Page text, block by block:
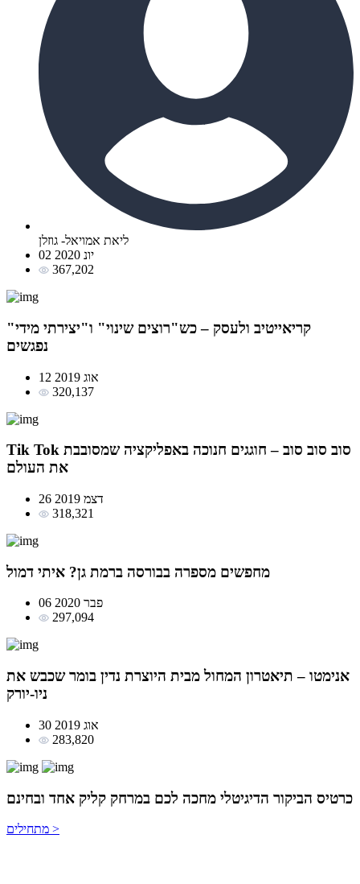
ליאת אמויאל- גוזלן
02 יונ 2020
367,202
קריאייטיב ולעסק – כש"רוצים שינוי" ו"יצירתי מידי"
נפגשים
12 אוג 2019
320,137
Tik Tok סוב סוב סוב – חוגגים חנוכה באפליקציה שמסובבת
את העולם
26 דצמ 2019
318,321
מחפשים מספרה בבורסה ברמת גן? איתי דמול
06 פבר 2020
297,094
אנימטו – תיאטרון המחול מבית היוצרת נדין בומר שכבש את
ניו-יורק
30 אוג 2019
283,820
כרטיס הביקור הדיגיטלי מחכה לכם במרחק קליק אחד ובחינם
מתחילים >